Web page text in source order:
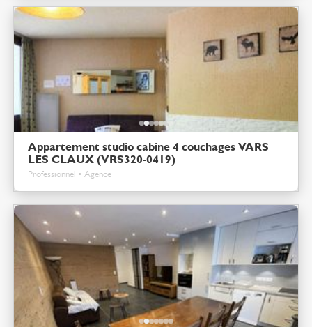
Appartement studio cabine 4 couchages VARS
LES CLAUX (VRS320-0419)
Professionnel • Agence